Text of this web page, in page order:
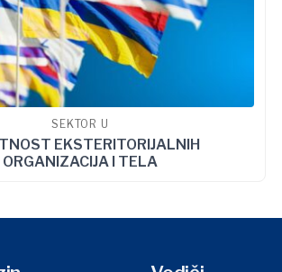
SEKTOR U
EKSTERITORIJALNIH
ORGANIZACIJA I TELA